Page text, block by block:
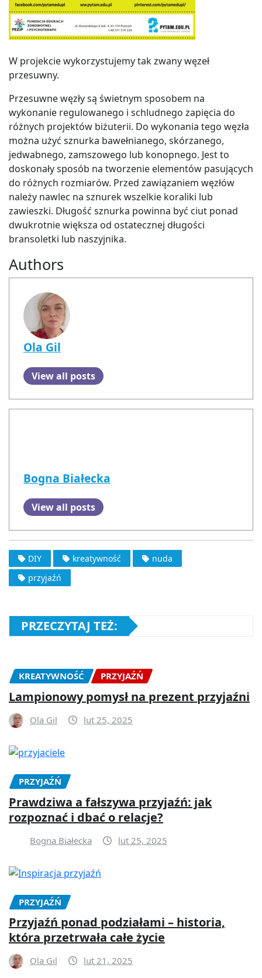
W projekcie wykorzystujemy tak zwany węzeł
przesuwny.
Przesuwne węzły są świetnym sposobem na
wykonanie regulowanego i schludnego zapięcia do
różnych projektów biżuterii. Do wykonania tego węzła
można użyć sznurka bawełnianego, skórzanego,
jedwabnego, zamszowego lub konopnego. Jest to
doskonały sposób na tworzenie elementów pasujących
do różnych rozmiarów. Przed zawiązaniem węzłów
należy nawlec na sznurek wszelkie koraliki lub
zawieszki. Długość sznurka powinna być ciut ponad
dwukrotnie większa od ostatecznej długości
bransoletki lub naszyjnika.
Authors
Ola Gil
View all posts
Bogna Białecka
View all posts
DIY kreatywność
nuda
przyjaźń
PRZECZYTAJ TEŻ:
KREATYWNOŚĆ PRZYJAŹŃ
Lampionowy pomysł na prezent przyjaźni
Ola Gil lut 25, 2025
PRZYJAŹŃ
Prawdziwa a fałszywa przyjaźń: jak
rozpoznać i dbać o relacje?
Bogna Białecka lut 25, 2025
PRZYJAŹŃ
Przyjaźń ponad podziałami – historia,
która przetrwała całe życie
Ola Gil lut 21, 2025